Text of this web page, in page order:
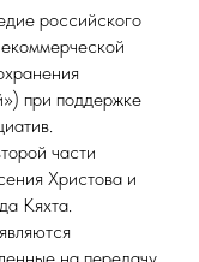
российского
при поддержке
части
Христова и
Кяхта.